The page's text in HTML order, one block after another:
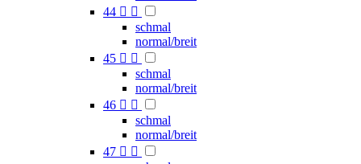
44  
schmal
normal/breit
45  
schmal
normal/breit
46  
schmal
normal/breit
47  